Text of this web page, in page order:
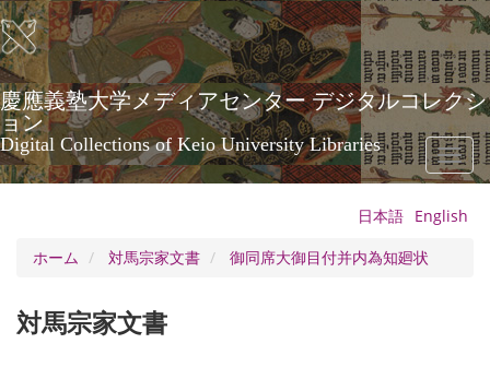
メ
イ
ン
コ
ン
テ
ン
ツ
に
慶應義塾大学メディアセンター デジタルコレクシ
ョン
Digital Collections of Keio University Libraries
Toggle
日本語 English
ホーム
対馬宗家文書 御同席大御目付并内為知廻状
対馬宗家文書